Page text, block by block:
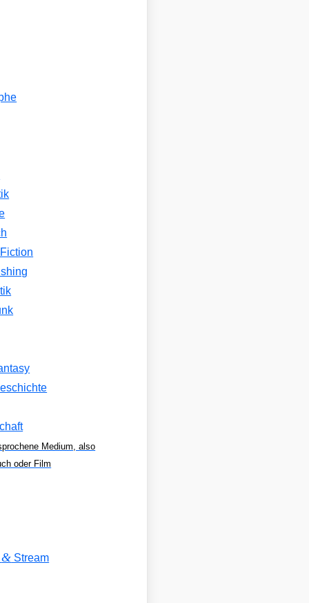
Medium, also
oder Film
& Stream